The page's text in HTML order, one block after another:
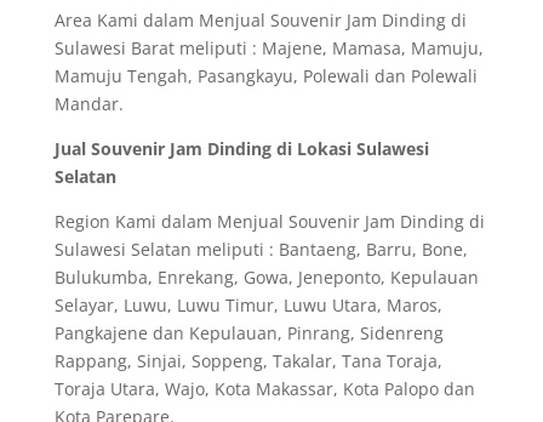
Area Kami dalam Menjual Souvenir Jam Dinding di
Sulawesi Barat meliputi : Majene, Mamasa, Mamuju,
Mamuju Tengah, Pasangkayu, Polewali dan Polewali
Mandar.
Jual Souvenir Jam Dinding di Lokasi Sulawesi
Selatan
Region Kami dalam Menjual Souvenir Jam Dinding di
Sulawesi Selatan meliputi : Bantaeng, Barru, Bone,
Bulukumba, Enrekang, Gowa, Jeneponto, Kepulauan
Selayar, Luwu, Luwu Timur, Luwu Utara, Maros,
Pangkajene dan Kepulauan, Pinrang, Sidenreng
Rappang, Sinjai, Soppeng, Takalar, Tana Toraja,
Toraja Utara, Wajo, Kota Makassar, Kota Palopo dan
Kota Parepare.